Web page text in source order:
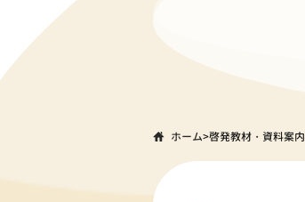
ホーム>啓発教材・資料案内